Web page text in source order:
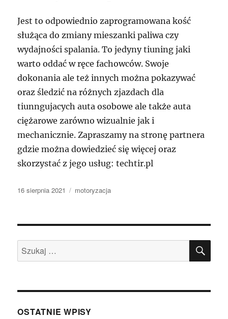
Jest to odpowiednio zaprogramowana kość
służąca do zmiany mieszanki paliwa czy
wydajności spalania. To jedyny tiuning jaki
warto oddać w ręce fachowców. Swoje
dokonania ale też innych można pokazywać
oraz śledzić na różnych zjazdach dla
tiunngujacych auta osobowe ale także auta
ciężarowe zarówno wizualnie jak i
mechanicznie. Zapraszamy na stronę partnera
gdzie można dowiedzieć się więcej oraz
skorzystać z jego usług: techtir.pl
Data
16 sierpnia 2021 Kategorie
motoryzacja
Szukaj:
OSTATNIE WPISY